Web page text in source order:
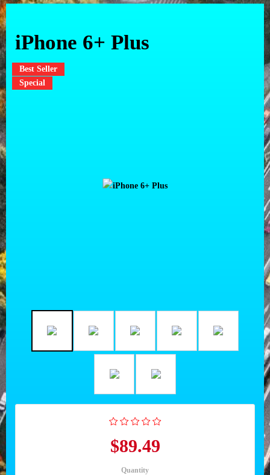
iPhone 6+ Plus
Best Seller
Special
$89.49
Quantity